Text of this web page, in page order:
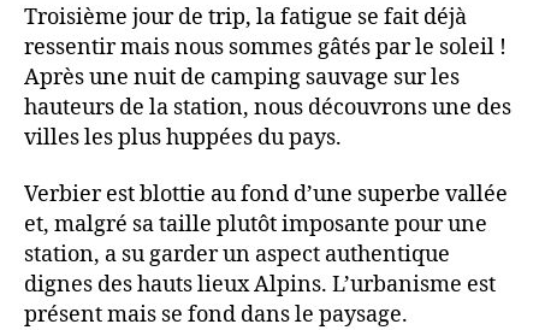
Troisième jour de trip, la fatigue se fait déjà
ressentir mais nous sommes gâtés par le soleil !
Après une nuit de camping sauvage sur les
hauteurs de la station, nous découvrons une des
villes les plus huppées du pays.
Verbier est blottie au fond d’une superbe vallée
et, malgré sa taille plutôt imposante pour une
station, a su garder un aspect authentique
dignes des hauts lieux Alpins. L’urbanisme est
présent mais se fond dans le paysage.